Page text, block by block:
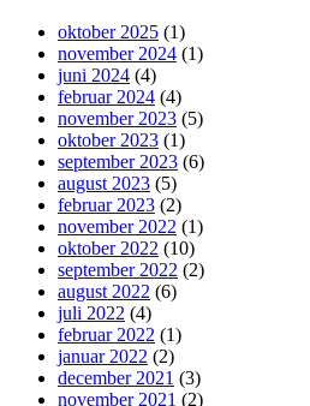
oktober 2025 (1)
november 2024 (1)
juni 2024 (4)
februar 2024 (4)
november 2023 (5)
oktober 2023 (1)
september 2023 (6)
august 2023 (5)
februar 2023 (2)
november 2022 (1)
oktober 2022 (10)
september 2022 (2)
august 2022 (6)
juli 2022 (4)
februar 2022 (1)
januar 2022 (2)
december 2021 (3)
november 2021 (2)